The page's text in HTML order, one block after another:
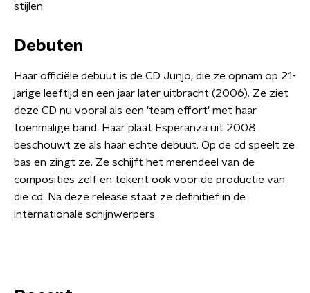
stijlen.
Debuten
Haar officiële debuut is de CD Junjo, die ze opnam op 21-
jarige leeftijd en een jaar later uitbracht (2006). Ze ziet
deze CD nu vooral als een 'team effort' met haar
toenmalige band. Haar plaat Esperanza uit 2008
beschouwt ze als haar echte debuut. Op de cd speelt ze
bas en zingt ze. Ze schijft het merendeel van de
composities zelf en tekent ook voor de productie van
die cd. Na deze release staat ze definitief in de
internationale schijnwerpers.